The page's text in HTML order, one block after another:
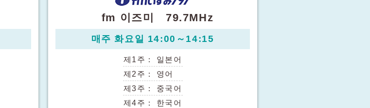
fm 이즈미 79.7MHz
매주 화요일 14:00～14:15
제1주：
일본어
제2주：
영어
제3주：
중국어
제4주：
한국어